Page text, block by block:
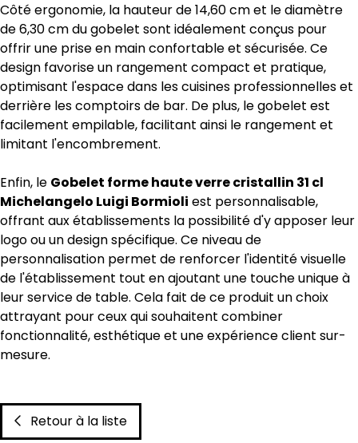
Côté ergonomie, la hauteur de 14,60 cm et le diamètre
de 6,30 cm du gobelet sont idéalement conçus pour
offrir une prise en main confortable et sécurisée. Ce
design favorise un rangement compact et pratique,
optimisant l'espace dans les cuisines professionnelles et
derrière les comptoirs de bar. De plus, le gobelet est
facilement empilable, facilitant ainsi le rangement et
limitant l'encombrement.
Enfin, le Gobelet forme haute verre cristallin 31 cl
Michelangelo Luigi Bormioli est personnalisable,
offrant aux établissements la possibilité d'y apposer leur
logo ou un design spécifique. Ce niveau de
personnalisation permet de renforcer l'identité visuelle
de l'établissement tout en ajoutant une touche unique à
leur service de table. Cela fait de ce produit un choix
attrayant pour ceux qui souhaitent combiner
fonctionnalité, esthétique et une expérience client sur-
mesure.
Retour à la liste